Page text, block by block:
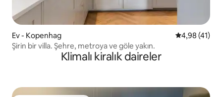
Ev - Kopenhag 5 üzerinden
4,98 (41)
Şirin bir villa. Şehre, metroya ve göle yakın.
Klimalı kiralık daireler